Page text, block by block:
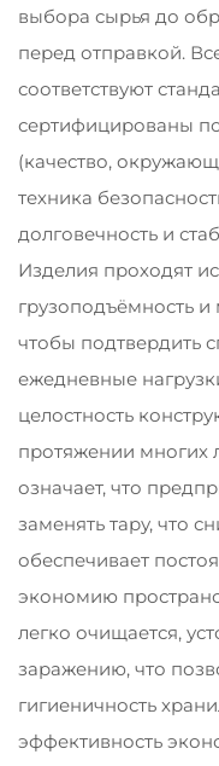
выбора сырья до
перед отправкой.
соответствуют
сертифицированы
(качество,
техника
долговечность и
Изделия проходят
грузоподъёмность
чтобы подтвердить
ежедневные
целостность
протяжении многих
означает, что
заменять тару, что
обеспечивает
экономию
легко очищается,
заражению, что
гигиеничность
эффективность